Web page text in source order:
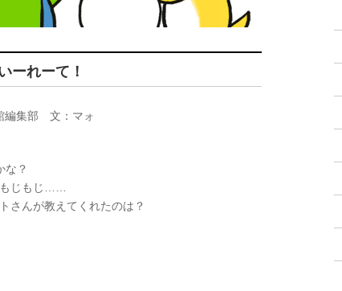
ーれーて！
編集部 文：マォ
な？
もじもじ……
さんが教えてくれたのは？